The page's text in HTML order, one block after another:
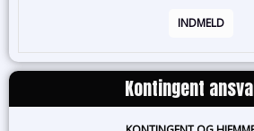
INDMELD
Kontingent